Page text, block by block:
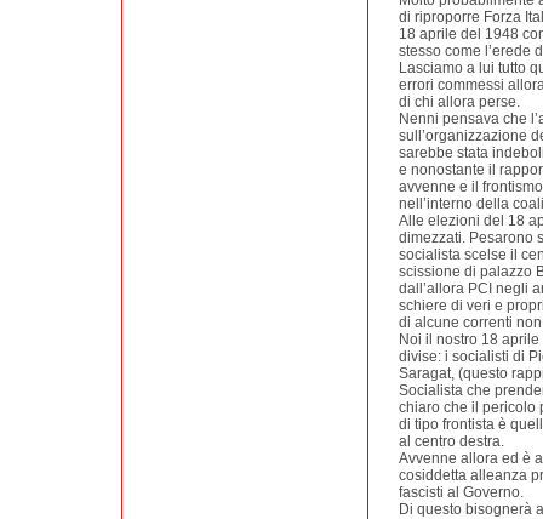
di riproporre Forza
18 aprile del 1948
stesso come l’erede
Lasciamo a lui tutto
errori commessi
di chi allora perse.
Nenni pensava che
sull’organizzazione
sarebbe stata
e nonostante il
avvenne e il
nell’interno della
Alle elezioni del 18
dimezzati. Pesarono
socialista scelse il
scissione di palazzo
dall’allora PCI negli
schiere di veri e
di alcune correnti
Noi il nostro 18
divise: i socialisti di
Saragat, (questo
Socialista che
chiaro che il pericolo
di tipo frontista è
al centro destra.
Avvenne allora ed è
cosiddetta alleanza
fascisti al Governo.
Di questo bisognerà